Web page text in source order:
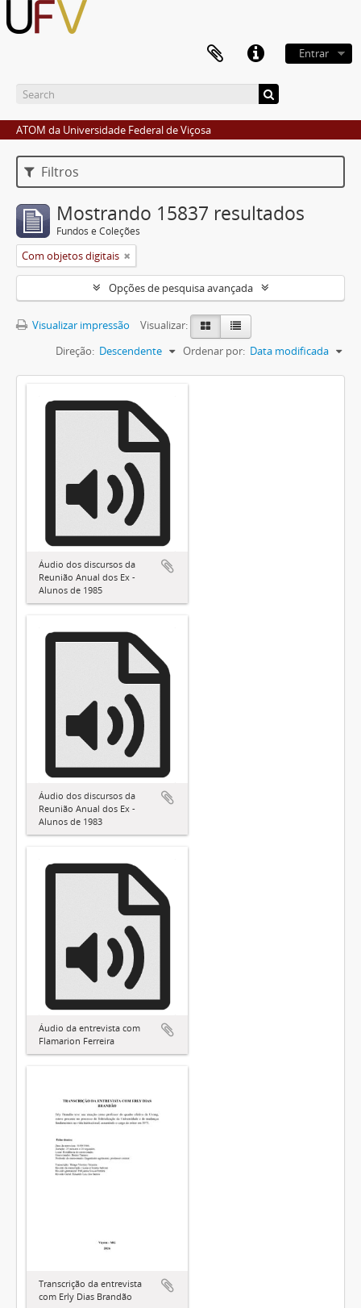
Entrar
ATOM da Universidade Federal de Viçosa
Filtros
Mostrando 15837 resultados
Fundos e Coleções
Com objetos digitais
Opções de pesquisa avançada
Visualizar impressão
Visualizar:
Ordenar por: Data modificada
Direção: Descendente
Áudio dos discursos da
Reunião Anual dos Ex -
Alunos de 1985
Áudio dos discursos da
Reunião Anual dos Ex -
Alunos de 1983
Áudio da entrevista com
Flamarion Ferreira
Transcrição da entrevista
com Erly Dias Brandão